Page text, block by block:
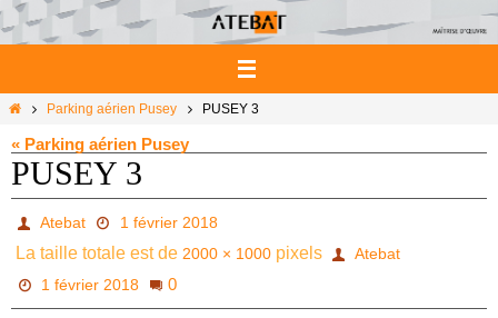
Passer
vers
le
HomeParking aérien Pusey PUSEY 3
« Parking aérien Pusey
PUSEY 3
Atebat 1 février 2018
La taille totale est de 2000 × 1000 pixels
Atebat
1 février 2018
0